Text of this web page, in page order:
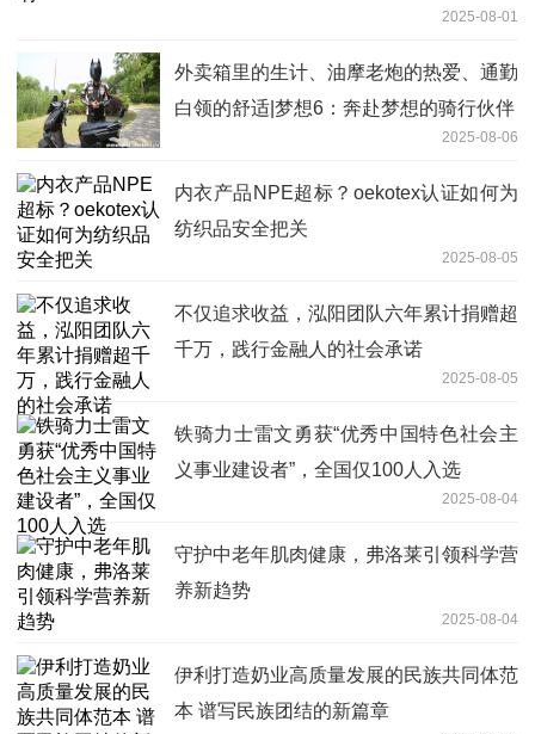
2025-08-01
外卖箱里的生计、油摩老炮的热爱、通勤
白领的舒适|梦想6：奔赴梦想的骑行伙伴
2025-08-06
内衣产品NPE超标？oekotex认证如何为
纺织品安全把关
2025-08-05
不仅追求收益，泓阳团队六年累计捐赠超
千万，践行金融人的社会承诺
2025-08-05
铁骑力士雷文勇获“优秀中国特色社会主
义事业建设者”，全国仅100人入选
2025-08-04
守护中老年肌肉健康，弗洛莱引领科学营
养新趋势
2025-08-04
伊利打造奶业高质量发展的民族共同体范
本 谱写民族团结的新篇章